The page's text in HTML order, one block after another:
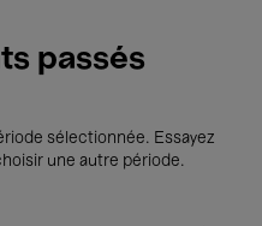
passés
sélectionnée. Essayez
une autre période.